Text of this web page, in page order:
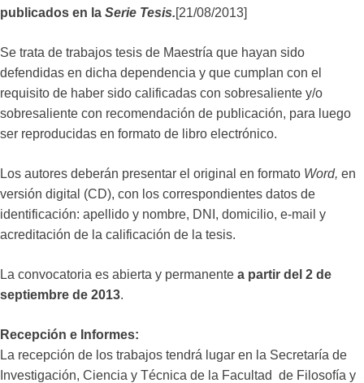
publicados en la Serie Tesis.[21/08/2013]
Se trata de trabajos tesis de Maestría que hayan sido
defendidas en dicha dependencia y que cumplan con el
requisito de haber sido calificadas con sobresaliente y/o
sobresaliente con recomendación de publicación, para luego
ser reproducidas en formato de libro electrónico.
Los autores deberán presentar el original en formato Word, en
versión digital (CD), con los correspondientes datos de
identificación: apellido y nombre, DNI, domicilio, e-mail y
acreditación de la calificación de la tesis.
La convocatoria es abierta y permanente a partir del 2 de
septiembre de 2013.
Recepción e Informes:
La recepción de los trabajos tendrá lugar en la Secretaría de
Investigación, Ciencia y Técnica de la Facultad de Filosofía y